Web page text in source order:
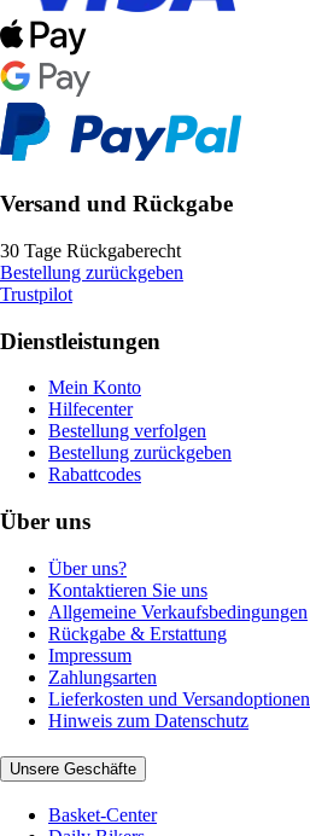
Versand und Rückgabe
30 Tage Rückgaberecht
Bestellung zurückgeben
Trustpilot
Dienstleistungen
Mein Konto
Hilfecenter
Bestellung verfolgen
Bestellung zurückgeben
Rabattcodes
Über uns
Über uns?
Kontaktieren Sie uns
Allgemeine Verkaufsbedingungen
Rückgabe & Erstattung
Impressum
Zahlungsarten
Lieferkosten und Versandoptionen
Hinweis zum Datenschutz
Unsere Geschäfte
Basket-Center